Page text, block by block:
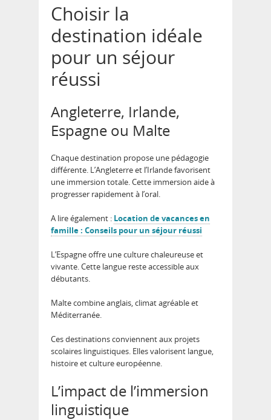
Choisir la
destination idéale
pour un séjour
réussi
Angleterre, Irlande,
Espagne ou Malte
Chaque destination propose une pédagogie
différente. L’Angleterre et l’Irlande favorisent
une immersion totale.Cette immersion aide à
progresser rapidement à l’oral.
A lire également : Location de vacances en
famille : Conseils pour un séjour réussi
L’Espagne offre une culture chaleureuse et
vivante. Cette langue reste accessible aux
débutants.
Malte combine anglais, climat agréable et
Méditerranée.
Ces destinations conviennent aux projets
scolaires linguistiques. Elles valorisent langue,
histoire et culture européenne.
L’impact de l’immersion
linguistique